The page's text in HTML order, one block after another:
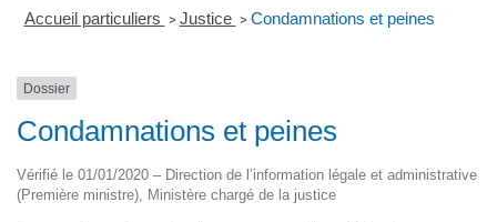
Accueil particuliers > Justice > Condamnations et peines
Dossier
Condamnations et peines
Vérifié le 01/01/2020 – Direction de l’information légale et administrative
(Première ministre), Ministère chargé de la justice